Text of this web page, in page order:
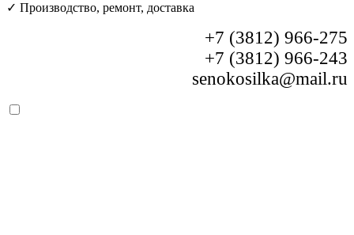
✓ Производство, ремонт, доставка
+7 (3812) 966-275
+7 (3812) 966-243
senokosilka@mail.ru